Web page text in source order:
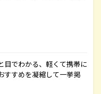
目でわかる、軽くて携帯に
すすめを凝縮して一挙掲